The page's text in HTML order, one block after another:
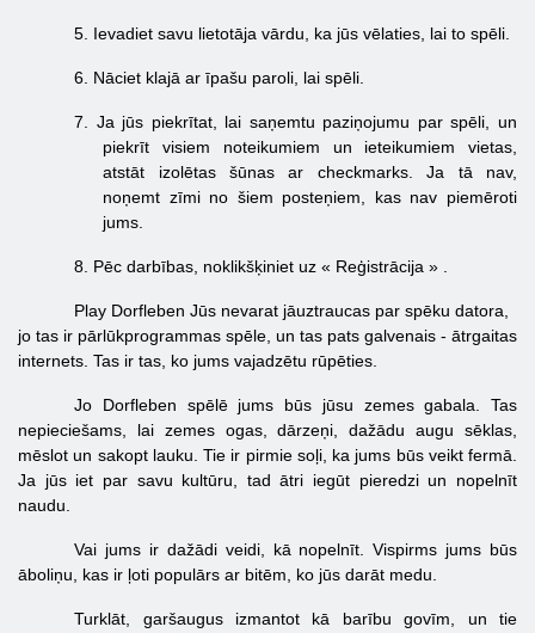
5. Ievadiet savu lietotāja vārdu, ka jūs vēlaties, lai to spēli.
6. Nāciet klajā ar īpašu paroli, lai spēli.
7. Ja jūs piekrītat, lai saņemtu paziņojumu par spēli, un
piekrīt visiem noteikumiem un ieteikumiem vietas,
atstāt izolētas šūnas ar checkmarks. Ja tā nav,
noņemt zīmi no šiem posteņiem, kas nav piemēroti
jums.
8. Pēc darbības, noklikšķiniet uz « Reģistrācija»
Play Dorfleben Jūs nevarat jāuztraucas par spēku datora,
jo tas ir pārlūkprogrammas spēle, un tas pats galvenais - ātrgaitas
internets. Tas ir tas, ko jums vajadzētu rūpēties.
Jo Dorfleben spēlē jums būs jūsu zemes gabala. Tas
nepieciešams, lai zemes ogas, dārzeņi, dažādu augu sēklas,
mēslot un sakopt lauku. Tie ir pirmie soļi, ka jums būs veikt fermā.
Ja jūs iet par savu kultūru, tad ātri iegūt pieredzi un nopelnīt
naudu.
Vai jums ir dažādi veidi, kā nopelnīt. Vispirms jums būs
āboliņu, kas ir ļoti populārs ar bitēm, ko jūs darāt medu.
Turklāt, garšaugus izmantot kā barību govīm, un tie